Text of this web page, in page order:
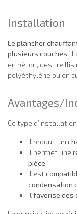
Installation
Le plancher
plusieurs couches. Il
en béton, des treillis
polyéthylène ou en
Avantages/
Ce type
Il produit un
Il permet une
pièce.
Il est
condensation
Il favorise des